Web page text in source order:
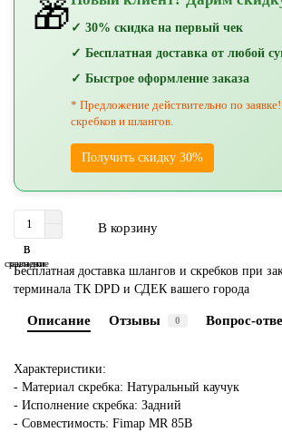
🎁 ✓ 30% скидка на первый чек
✓ Бесплатная доставка от любой
✓ Быстрое оформление заказа
* Предложение действительно по
скребков и шлангов.
Получить скидку 30%
В корзину
В
закладки
В
сравнение
Бесплатная доставка шлангов и скребков при
терминала ТК DPD и СДЕК вашего города
Описание Отзывы 0 Вопрос-
Характеристики:
- Материал скребка: Натуральный каучук
- Исполнение скребка: Задний
- Совместимость: Fimap MR 85B